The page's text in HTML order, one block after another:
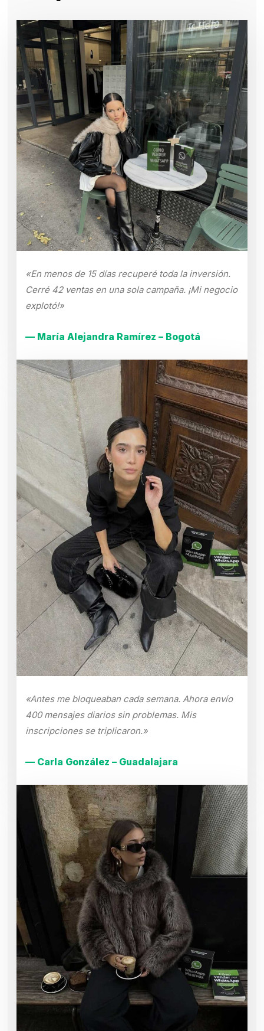
«En menos de 15 días recuperé toda la inversión.
Cerré 42 ventas en una sola campaña. ¡Mi negocio
explotó!»
— María Alejandra Ramírez – Bogotá
«Antes me bloqueaban cada semana. Ahora envío
400 mensajes diarios sin problemas. Mis
inscripciones se triplicaron.»
— Carla González – Guadalajara